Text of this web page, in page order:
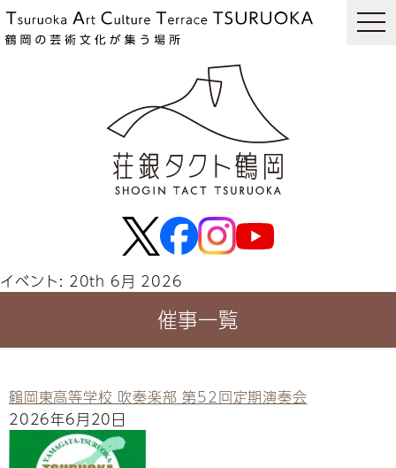
イベント: 20th 6月 2026
催事一覧
鶴岡東高等学校 吹奏楽部 第52回定期演奏会
2026年6月20日